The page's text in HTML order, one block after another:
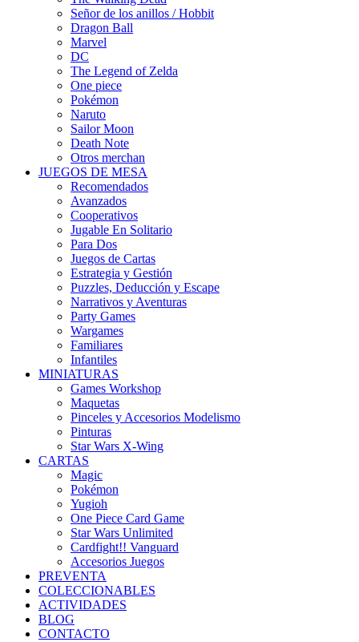
Señor de los anillos / Hobbit
Dragon Ball
Marvel
DC
The Legend of Zelda
One piece
Pokémon
Naruto
Sailor Moon
Death Note
Otros merchan
JUEGOS DE MESA
Recomendados
Avanzados
Cooperativos
Jugable En Solitario
Para Dos
Juegos de Cartas
Estrategia y Gestión
Puzzles, Deducción y Escape
Narrativos y Aventuras
Party Games
Wargames
Familiares
Infantiles
MINIATURAS
Games Workshop
Maquetas
Pinceles y Accesorios Modelismo
Pinturas
Star Wars X-Wing
CARTAS
Magic
Pokémon
Yugioh
One Piece Card Game
Star Wars Unlimited
Cardfight!! Vanguard
Accesorios Juegos
PREVENTA
COLECCIONABLES
ACTIVIDADES
BLOG
CONTACTO